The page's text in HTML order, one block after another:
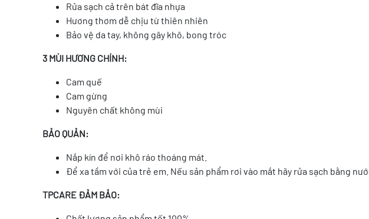
Rửa sạch cả trên bát đĩa nhựa
Hương thơm dễ chịu từ thiên nhiên
Bảo vệ da tay, không gây khô, bong tróc
3 MÙI HƯƠNG CHÍNH:
Cam quế
Cam gừng
Nguyên chất không mùi
BẢO QUẢN:
Nắp kín để nơi khô ráo thoáng mát.
Để xa tầm với của trẻ em. Nếu sản phẩm rơi vào mắt hãy rửa sạch bằng
TPCARE ĐẢM BẢO: